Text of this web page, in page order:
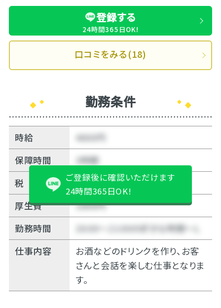
登録する
24時間365日OK!
口コミをみる(18)
勤務条件
時給
4000円
保障時間
3時間
税
12%
厚生費
1000円
勤務時間
20:00～21:00の好きな時間～Ｌ
仕事内容
お酒などのドリンクを作り、お客
さんと会話を楽しむ仕事となりま
す。
ご登録後に確認いただけます
24時間365日OK!